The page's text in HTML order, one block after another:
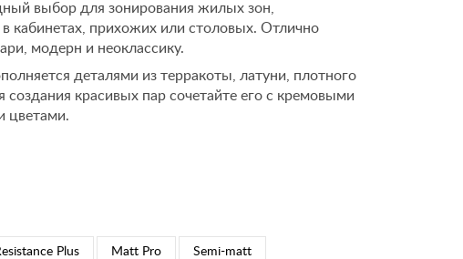
выбор для зонирования жилых зон,
кабинетах, прихожих или столовых. Отлично
модерн и неоклассику.
деталями из терракоты, латуни, плотного
создания красивых пар сочетайте его с кремовыми
цветами.
Plus Matt Pro Semi-matt